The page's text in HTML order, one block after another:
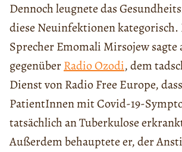
Dennoch leugnete das
diese Neuinfektionen kategorisch.
Sprecher Emomali Mirsojew sagte
gegenüberRadio Ozodi, dem
Dienst von Radio Free Europe,
PatientInnen mit Covid-19-
tatsächlich an Tuberkulose
Außerdem behauptete er, der